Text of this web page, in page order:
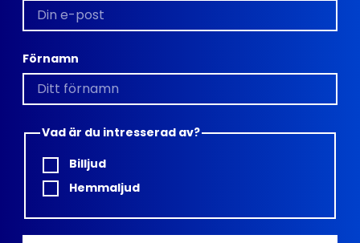
Förnamn
Vad är du intresserad av?
Billjud
Hemmaljud